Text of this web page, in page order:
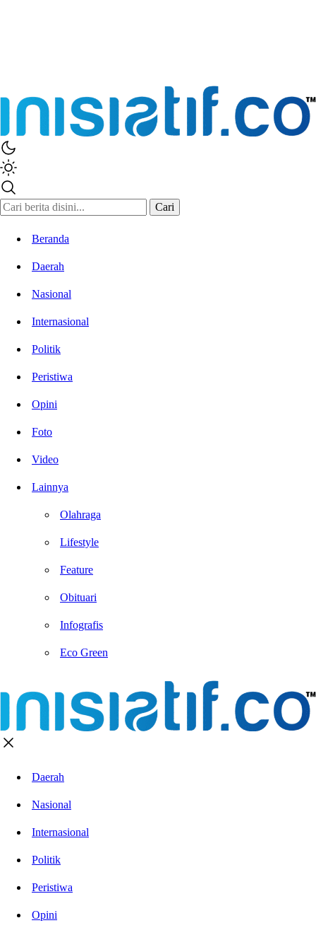
Inisiatif.co
Stay Connected Stay Informed
Cari
Beranda
Daerah
Nasional
Internasional
Politik
Peristiwa
Opini
Foto
Video
Lainnya
Olahraga
Lifestyle
Feature
Obituari
Infografis
Eco Green
Daerah
Nasional
Internasional
Politik
Peristiwa
Opini